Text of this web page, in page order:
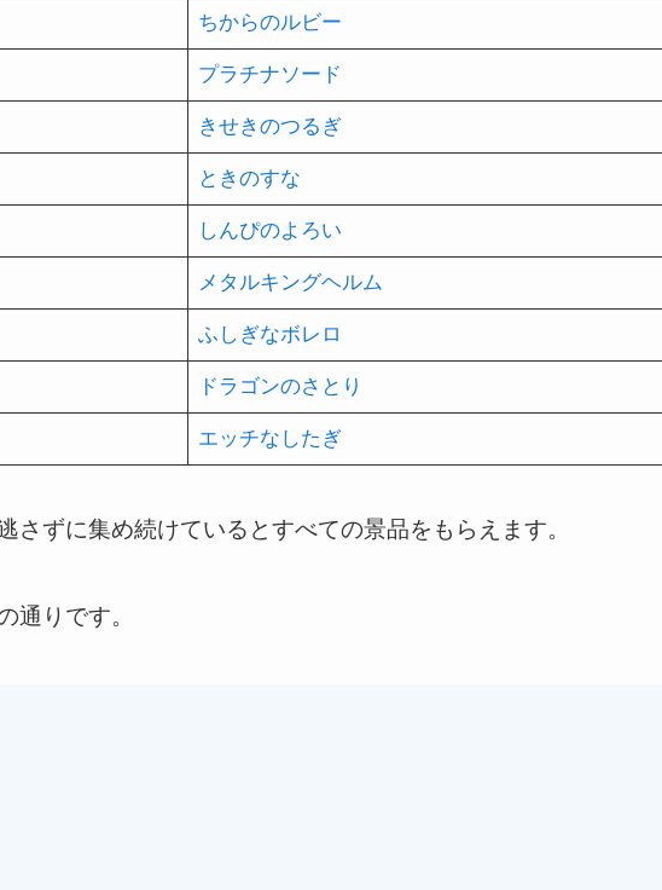
ちからのルビー
プラチナソード
きせきのつるぎ
ときのすな
しんぴのよろい
メタルキングヘルム
ふしぎなボレロ
ドラゴンのさとり
エッチなしたぎ
さずに集め続けているとすべての景品をもらえます。
通りです。